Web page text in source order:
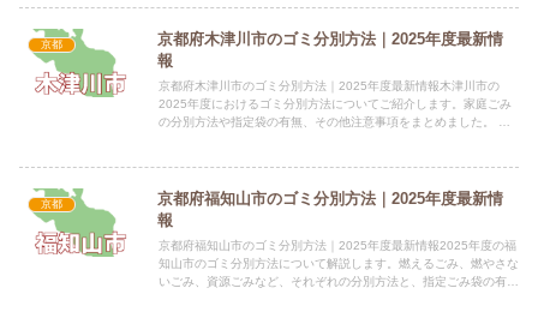
京都
京都府木津川市のゴミ分別方法｜2025年度最新情
報
京都府木津川市のゴミ分別方法｜2025年度最新情報木津川市の
2025年度におけるゴミ分別方法についてご紹介します。家庭ごみ
の分別方法や指定袋の有無、その他注意事項をまとめました。 電
京都
京都府福知山市のゴミ分別方法｜2025年度最新情
報
京都府福知山市のゴミ分別方法｜2025年度最新情報2025年度の福
知山市のゴミ分別方法について解説します。燃えるごみ、燃やさな
いごみ、資源ごみなど、それぞれの分別方法と、指定ごみ袋の有